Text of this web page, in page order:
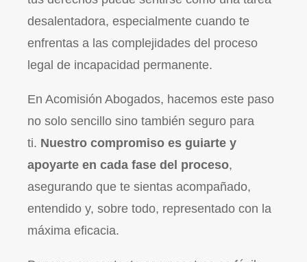
desalentadora, especialmente cuando te
enfrentas a las complejidades del proceso
legal de incapacidad permanente.
En Acomisión Abogados, hacemos este paso
no solo sencillo sino también seguro para
ti. Nuestro compromiso es guiarte y
apoyarte en cada fase del proceso,
asegurando que te sientas acompañado,
entendido y, sobre todo, representado con la
máxima eficacia.